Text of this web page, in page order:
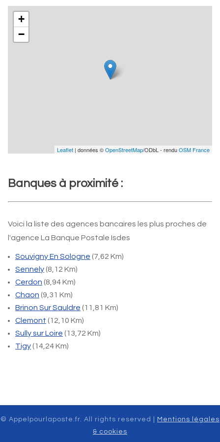
+
−
Leaflet | données ©OpenStreetMap/ODbL - renduOSM France
Banques à proximité :
Voici la liste des agences bancaires les plus proches de
l'agence La Banque Postale Isdes
Souvigny En Sologne (7,62 Km)
Sennely(8,12 Km)
Cerdon (8,94 Km)
Chaon (9,31 Km)
Brinon Sur Sauldre (11,81 Km)
Clemont (12,10 Km)
Sully sur Loire (13,72 Km)
Tigy(14,24 Km)
© Appelpourlaposte.fr. All rights reserved |
Mentions légales
& cookies